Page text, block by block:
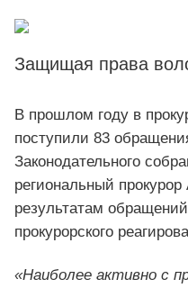
Защищая права
В прошлом году в
поступили 83
Законодательного
региональный
результатам
прокурорского
«Наиболее активно с